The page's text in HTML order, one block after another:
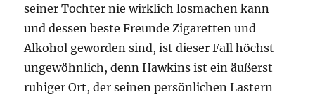
seiner Tochter nie wirklich losmachen kann
und dessen beste Freunde Zigaretten und
Alkohol geworden sind, ist dieser Fall höchst
ungewöhnlich, denn Hawkins ist ein äußerst
ruhiger Ort, der seinen persönlichen Lastern